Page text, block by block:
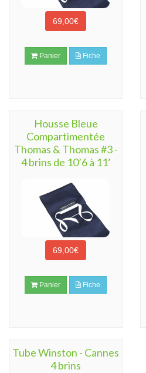
69,00€
Panier Fiche
Housse Bleue
Compartimentée
Thomas & Thomas #3 -
4 brins de 10’6 à 11’
69,00€
Panier Fiche
Tube Winston - Cannes
4 brins